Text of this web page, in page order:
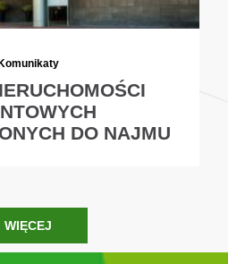
DO NAJMU
WIĘCEJ